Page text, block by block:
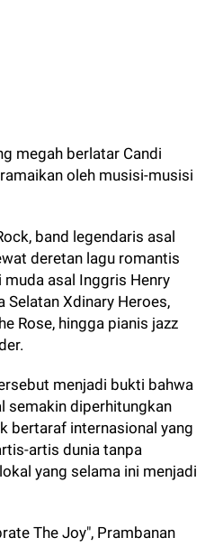
megah berlatar Candi
oleh musisi-musisi
band legendaris asal
deretan lagu romantis
muda asal Inggris Henry
Selatan Xdinary Heroes,
Rose, hingga pianis jazz
menjadi bukti bahwa
semakin diperhitungkan
bertaraf internasional yang
artis dunia tanpa
yang selama ini menjadi
The Joy", Prambanan